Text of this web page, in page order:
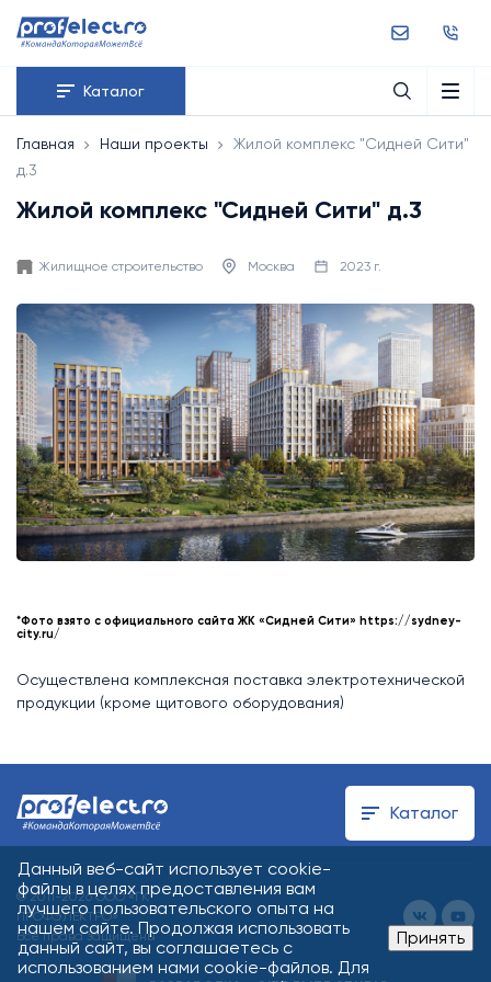
Каталог
Главная Наши проекты
Жилой комплекс "Сидней Сити"
д.3
Жилой комплекс "Сидней Сити" д.3
Жилищное строительство Москва 2023 г.
*Фото взято с официального сайта ЖК «Сидней Сити» https://sydney-
city.ru/
Осуществлена комплексная поставка электротехнической
продукции (кроме щитового оборудования)
Каталог
© 2011-2026 ООО «ГК
ПРОФЭЛЕКТРО»
Все права защищены
Данный веб-сайт использует cookie-
файлы в целях предоставления вам
лучшего пользовательского опыта на
нашем сайте. Продолжая использовать
данный сайт, вы соглашаетесь с
использованием нами cookie-файлов. Для
Принять